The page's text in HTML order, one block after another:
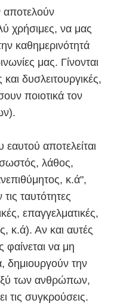
αποτελούν
χρήσιμες, να μας
καθημερινότητά
μας. Γίνονται
δυσλειτουργικές,
ποιοτικά τον
αποτελείται
λάθος,
κ.ά",
ταυτότητες
επαγγελματικές,
κ.ά). Αν και αυτές
να μη
δημιουργούν την
των ανθρώπων,
τις συγκρούσεις.